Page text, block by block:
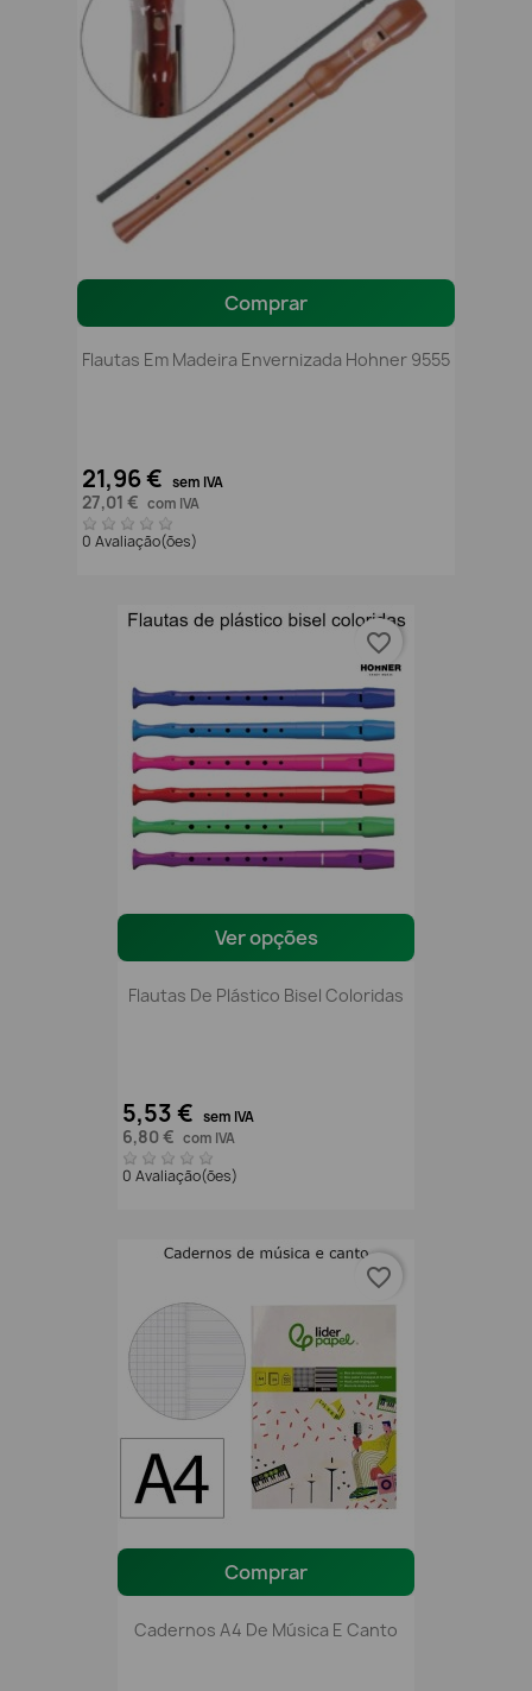
Comprar
Flautas Em Madeira Envernizada Hohner 9555
21,96 € sem IVA
27,01 € com IVA
0 Avaliação(ões)
Ver opções
Flautas De Plástico Bisel Coloridas
5,53 € sem IVA
6,80 € com IVA
0 Avaliação(ões)
favorite_border
Comprar
Cadernos A4 De Música E Canto
favorite_border